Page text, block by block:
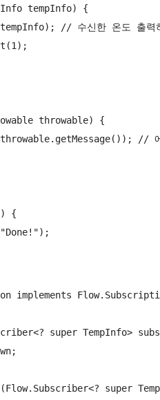
tempInfo) {
// 수신한 온도 출력
throwable) {
//
{
implements
super TempInfo>
super